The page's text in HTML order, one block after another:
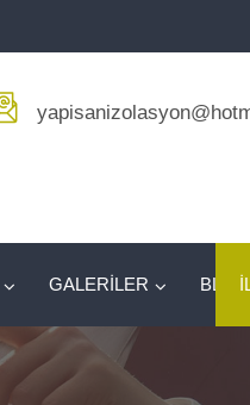
GALERİLER BLOG